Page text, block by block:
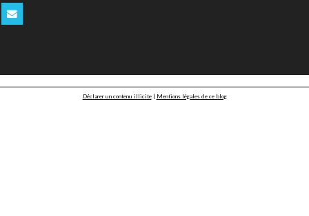
Déclarer un contenu illicite| Mentions légales de ce blog